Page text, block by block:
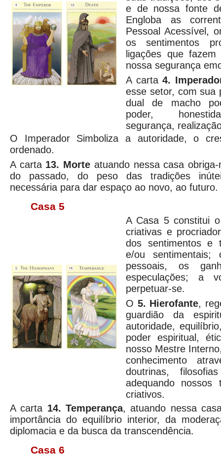
e de nossa fonte
Engloba as
Pessoal Acessível,
os sentimentos
ligações que
nossa segurança
A carta 4.
esse setor, com sua
dual de macho
poder,
segurança,
O Imperador Simboliza a autoridade, o
ordenado.
A carta 13. Morte atuando nessa casa
do passado, do peso das tradições
necessária para dar espaço ao novo, ao futuro.
Casa 5
A Casa 5 constitui
criativas e
dos sentimentos e
e/ou
pessoais, os
especulações; a
perpetuar-se.
O 5. Hierofante,
guardião da
autoridade,
poder espiritual,
nosso Mestre
conhecimento
doutrinas,
adequando nossos
criativos.
A carta 14. Temperança, atuando nessa
importância do equilíbrio interior, da
diplomacia e da busca da transcendência.
Casa 6